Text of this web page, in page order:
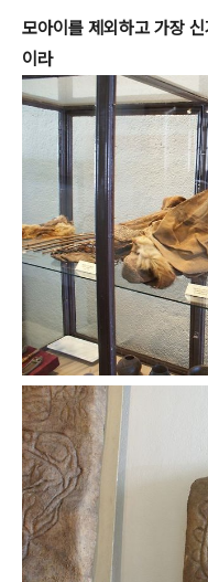
모아이를 제외하고 가장
이라